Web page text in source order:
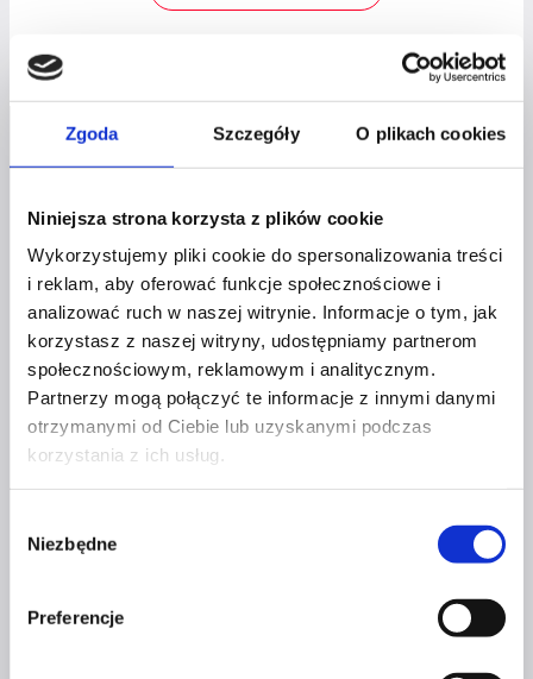
Zgoda Szczegóły O plikach cookies
Niniejsza strona korzysta z plików cookie
Wykorzystujemy pliki cookie do spersonalizowania treści
i reklam, aby oferować funkcje społecznościowe i
analizować ruch w naszej witrynie. Informacje o tym, jak
korzystasz z naszej witryny, udostępniamy partnerom
społecznościowym, reklamowym i analitycznym.
Partnerzy mogą połączyć te informacje z innymi danymi
otrzymanymi od Ciebie lub uzyskanymi podczas
korzystania z ich usług.
zgody
Niezbędne
Preferencje
Profil facebook Czerwona
Szpilka
Profil instagram Czerwona
Szpilka
Profil tiktok Czerwona Szpilka
Profil youtube Czerwona
Szpilka